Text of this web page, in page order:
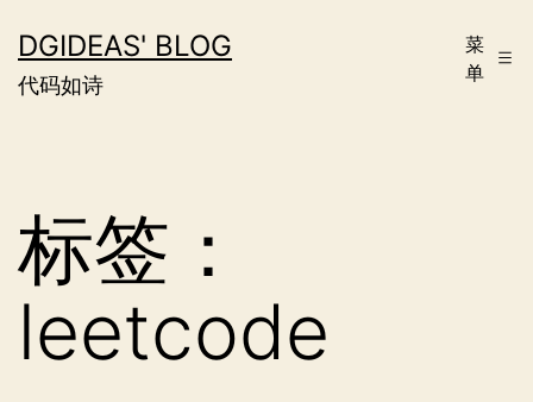
至
内
DGIDEAS' BLOG
代码如诗
菜
单
标签：
leetcode